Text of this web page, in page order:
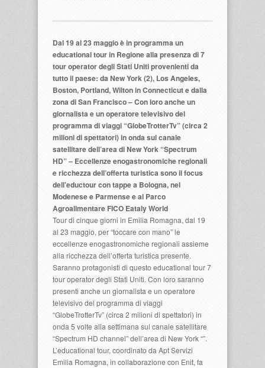
Dal 19 al 23 maggio è in programma un
educational tour in Regione alla presenza di 7
tour operator degli Stati Uniti provenienti da
tutto il paese: da New York (2), Los Angeles,
Boston, Portland, Wilton in Connecticut e dalla
zona di San Francisco – Con loro anche un
giornalista e un operatore televisivo del
programma di viaggi “GlobeTrotterTv” (circa 2
milioni di spettatori) in onda sul canale
satellitare dell’area di New York “Spectrum
HD” – Eccellenze enogastronomiche regionali
e ricchezza dell’offerta turistica sono il focus
dell’eductour con tappe a Bologna, nel
Modenese e Parmense e al Parco
Agroalimentare FICO Eataly World
Tour di cinque giorni in Emilia Romagna, dal 19
al 23 maggio, per “toccare con mano” le
eccellenze enogastronomiche regionali assieme
alla ricchezza dell’offerta turistica presente.
Saranno protagonisti di questo educational tour 7
tour operator degli Stati Uniti. Con loro saranno
presenti anche un giornalista e un operatore
televisivo del programma di viaggi
“GlobeTrotterTv” (circa 2 milioni di spettatori) in
onda 5 volte alla settimana sul canale satellitare
“Spectrum HD channel” dell’area di New York “”.
L’educational tour, coordinato da Apt Servizi
Emilia Romagna, in collaborazione con Enit, fa